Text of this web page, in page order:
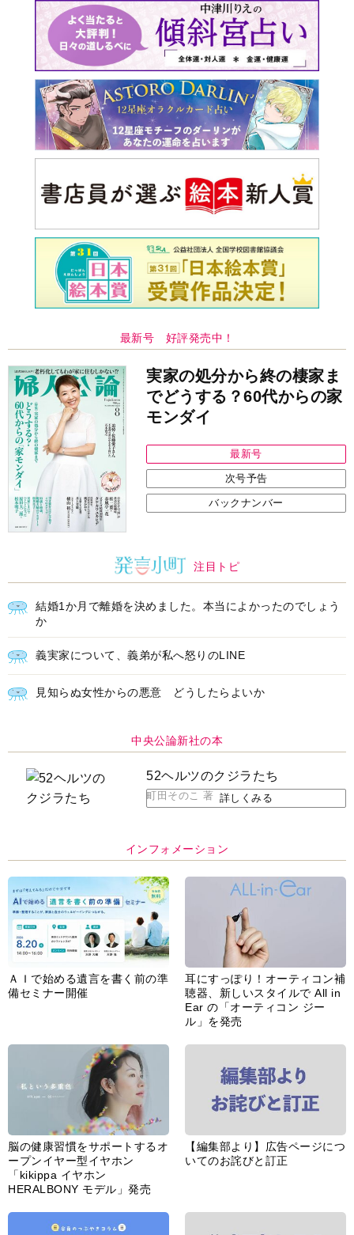
最新号 好評発売中！
実家の処分から終の棲家ま
でどうする？60代からの家
モンダイ
最新号
次号予告
バックナンバー
注目トピ
結婚1か月で離婚を決めました。本当によかったのでしょう
か
義実家について、義弟が私へ怒りのLINE
見知らぬ女性からの悪意 どうしたらよいか
中央公論新社の本
52ヘルツのクジラたち
町田そのこ 著 詳しくみる
インフォメーション
ＡＩで始める遺言を書く前の準
備セミナー開催
耳にすっぽり！オーティコン補
聴器、新しいスタイルで All in
Ear の「オーティコン ジー
ル」を発売
脳の健康習慣をサポートするオ
ープンイヤー型イヤホン
「kikippa イヤホン
HERALBONY モデル」発売
【編集部より】広告ページにつ
いてのお詫びと訂正